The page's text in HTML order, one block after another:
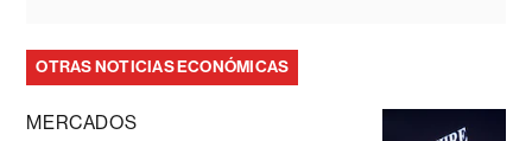
OTRAS NOTICIAS ECONÓMICAS
MERCADOS